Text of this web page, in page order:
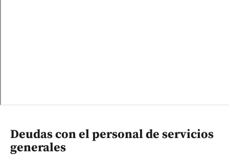
Deudas con el personal de servicios
generales